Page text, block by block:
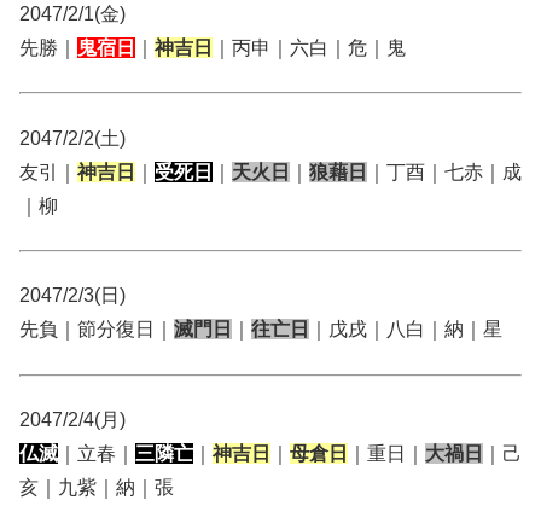
2047/2/1(金)
先勝｜
鬼宿日 神吉日 ｜丙申｜六白｜危｜鬼
2047/2/2(土)
友引｜ 神吉日 受死日 天火日 狼藉日
｜丁酉｜七赤｜成
｜柳
2047/2/3(日)
先負｜節分復日｜ 滅門日 往亡日 ｜戊戌｜八白｜納｜星
2047/2/4(月)
仏滅 ｜立春｜ 三隣亡 神吉日 母倉日 ｜重日｜ 大禍日
｜己
亥｜九紫｜納｜張